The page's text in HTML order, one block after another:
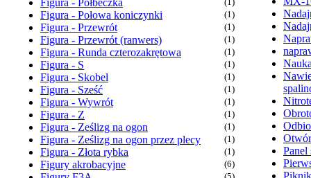
Figura - Połowa koniczynki (1)
Figura - Przewrót (1)
Figura - Przewrót (ranwers) (1)
Figura - Runda czterozakrętowa (1)
Figura - S (1)
Figura - Skobel (1)
Figura - Sześć (1)
Figura - Wywrót (1)
Figura - Z (1)
Figura - Ześlizg na ogon (1)
Figura - Ześlizg na ogon przez plecy (1)
Figura - Złota rybka (1)
Figury akrobacyjne (6)
Panel